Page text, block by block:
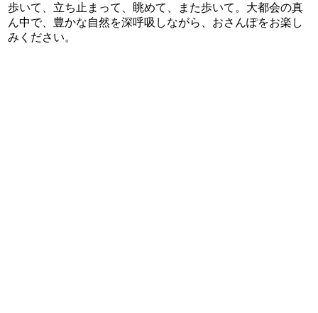
歩いて、立ち止まって、眺めて、また歩いて。大都会の真
ん中で、豊かな自然を深呼吸しながら、おさんぽをお楽し
みください。